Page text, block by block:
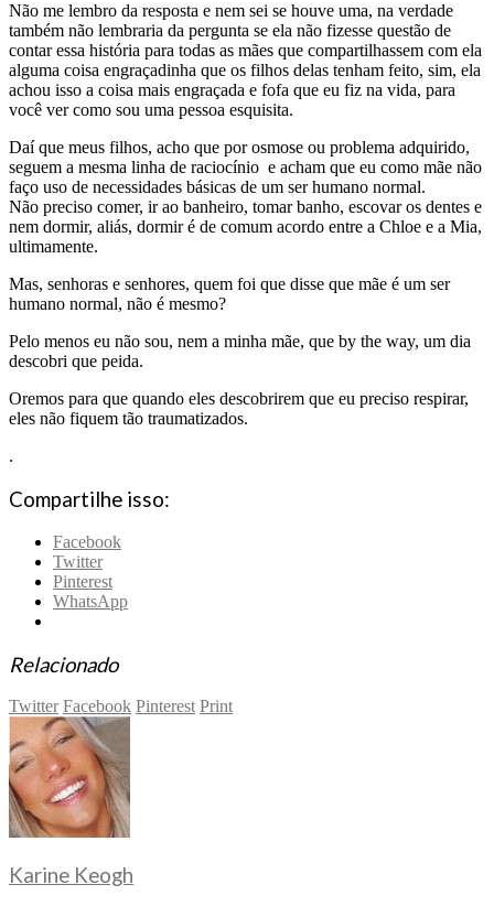
Não me lembro da resposta e nem sei se houve uma, na verdade
também não lembraria da pergunta se ela não fizesse questão de
contar essa história para todas as mães que compartilhassem com ela
alguma coisa engraçadinha que os filhos delas tenham feito, sim, ela
achou isso a coisa mais engraçada e fofa que eu fiz na vida, para
você ver como sou uma pessoa esquisita.
Daí que meus filhos, acho que por osmose ou problema adquirido,
seguem a mesma linha de raciocínio e acham que eu como mãe não
faço uso de necessidades básicas de um ser humano normal.
Não preciso comer, ir ao banheiro, tomar banho, escovar os dentes e
nem dormir, aliás, dormir é de comum acordo entre a Chloe e a Mia,
ultimamente.
Mas, senhoras e senhores, quem foi que disse que mãe é um ser
humano normal, não é mesmo?
Pelo menos eu não sou, nem a minha mãe, que by the way, um dia
descobri que peida.
Oremos para que quando eles descobrirem que eu preciso respirar,
eles não fiquem tão traumatizados.
.
Compartilhe isso:
Facebook
Twitter
Pinterest
WhatsApp
Relacionado
Twitter Facebook Pinterest Print
Karine Keogh